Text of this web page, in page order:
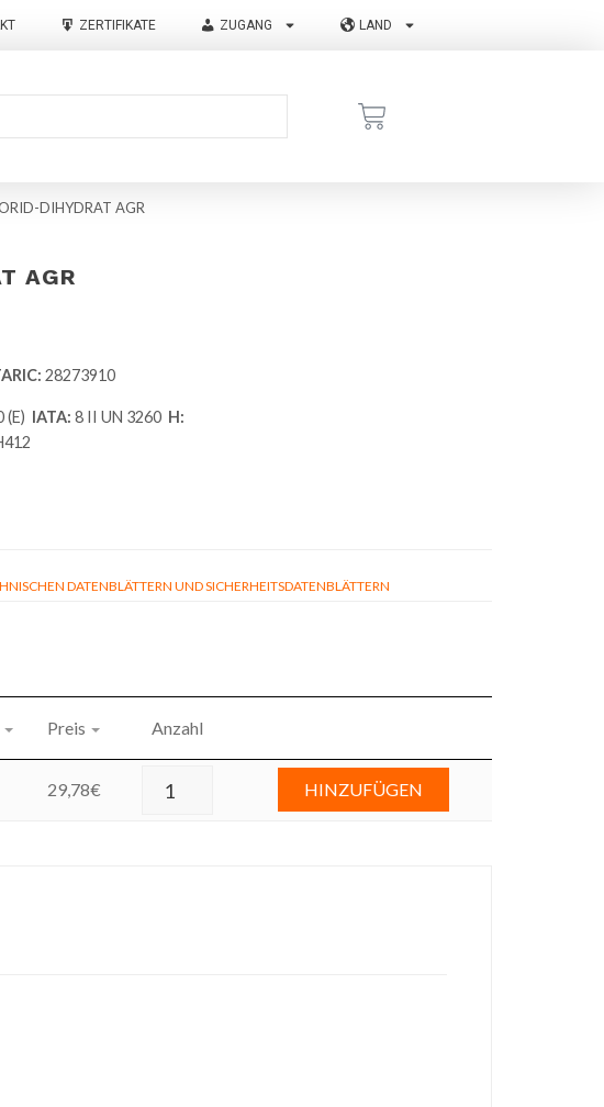
ZERTIFIKATE ZUGANG LAND
DIHYDRAT AGR
AGR
28273910
(E) IATA: 8 II UN 3260 H:
DATENBLÄTTERN UND SICHERHEITSDATENBLÄTTERN
Preis Anzahl
29,78€ HINZUFÜGEN